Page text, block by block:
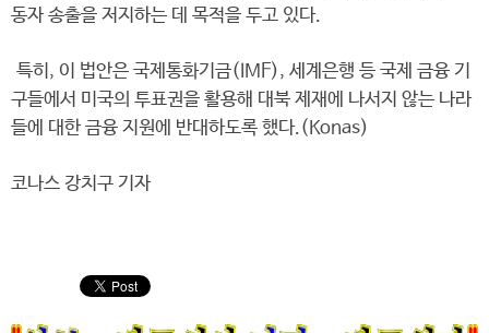
동자 송출을 저지하는 데 목적을 두고 있다.
특히, 이 법안은 국제통화기금(IMF), 세계은행 등 국제 금융 기
구들에서 미국의 투표권을 활용해 대북 제재에 나서지 않는 나라
들에 대한 금융 지원에 반대하도록 했다.(Konas)
코나스 강치구 기자